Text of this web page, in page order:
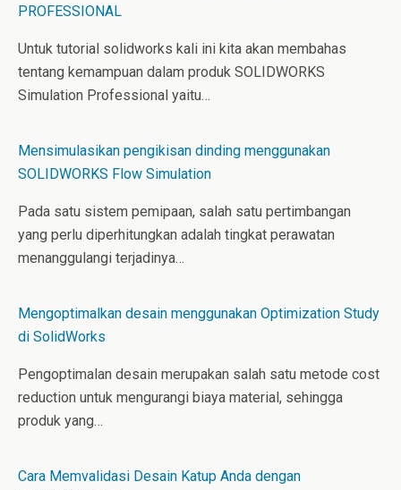
PROFESSIONAL
Untuk tutorial solidworks kali ini kita akan membahas
tentang kemampuan dalam produk SOLIDWORKS
Simulation Professional yaitu…
Mensimulasikan pengikisan dinding menggunakan
SOLIDWORKS Flow Simulation
Pada satu sistem pemipaan, salah satu pertimbangan
yang perlu diperhitungkan adalah tingkat perawatan
menanggulangi terjadinya…
Mengoptimalkan desain menggunakan Optimization Study
di SolidWorks
Pengoptimalan desain merupakan salah satu metode cost
reduction untuk mengurangi biaya material, sehingga
produk yang…
Cara Memvalidasi Desain Katup Anda dengan